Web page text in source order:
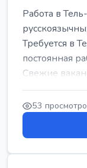
Работа в
Требуется в
постоянная
Свежие
женщин от
53